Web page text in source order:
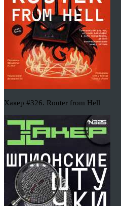
Хакер #326. Router from Hell